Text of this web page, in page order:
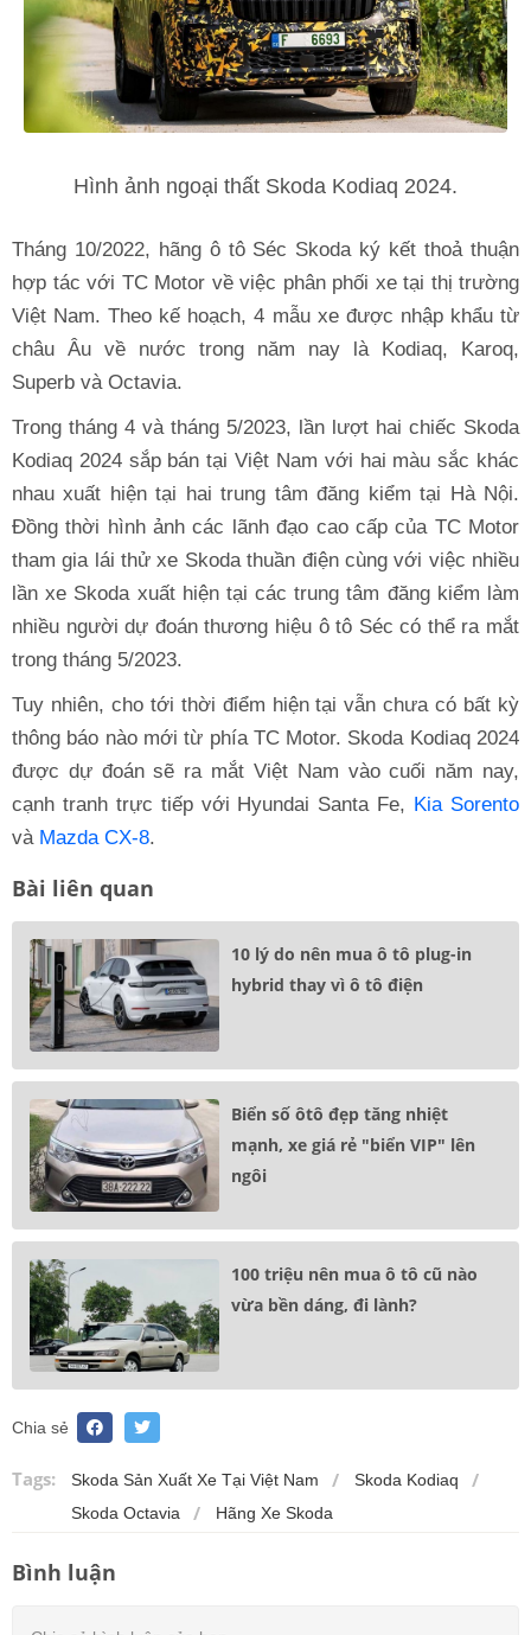
Hình ảnh ngoại thất Skoda Kodiaq 2024.
Tháng 10/2022, hãng ô tô Séc Skoda ký kết thoả thuận
hợp tác với TC Motor về việc phân phối xe tại thị trường
Việt Nam. Theo kế hoạch, 4 mẫu xe được nhập khẩu từ
châu Âu về nước trong năm nay là Kodiaq, Karoq,
Superb và Octavia.
Trong tháng 4 và tháng 5/2023, lần lượt hai chiếc Skoda
Kodiaq 2024 sắp bán tại Việt Nam với hai màu sắc khác
nhau xuất hiện tại hai trung tâm đăng kiểm tại Hà Nội.
Đồng thời hình ảnh các lãnh đạo cao cấp của TC Motor
tham gia lái thử xe Skoda thuần điện cùng với việc nhiều
lần xe Skoda xuất hiện tại các trung tâm đăng kiểm làm
nhiều người dự đoán thương hiệu ô tô Séc có thể ra mắt
trong tháng 5/2023.
Tuy nhiên, cho tới thời điểm hiện tại vẫn chưa có bất kỳ
thông báo nào mới từ phía TC Motor. Skoda Kodiaq 2024
được dự đoán sẽ ra mắt Việt Nam vào cuối năm nay,
cạnh tranh trực tiếp với Hyundai Santa Fe, Kia Sorento
và Mazda CX-8.
Bài liên quan
10 lý do nên mua ô tô plug-in
hybrid thay vì ô tô điện
Biển số ôtô đẹp tăng nhiệt
mạnh, xe giá rẻ "biển VIP" lên
ngôi
100 triệu nên mua ô tô cũ nào
vừa bền dáng, đi lành?
Chia sẻ
Tags: Skoda Sản Xuất Xe Tại Việt Nam
Skoda Kodiaq
Skoda Octavia
Hãng Xe Skoda
Bình luận